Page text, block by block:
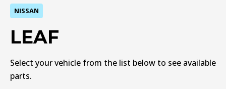
NISSAN
LEAF
Select your vehicle from the list below to see available
parts.